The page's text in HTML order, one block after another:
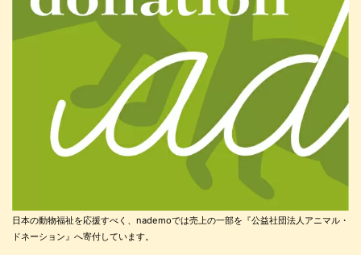
日本の動物福祉を応援すべく、nademoでは売上の一部を『公益社団法人アニマル・
ドネーション』へ寄付しています。